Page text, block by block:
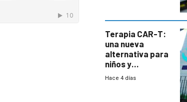
Terapia CAR-T:
una nueva
alternativa para
niños y
adolescentes
Hace 4 días